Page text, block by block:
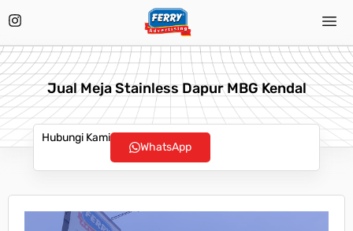
Jual Meja Stainless Dapur MBG Kendal
Hubungi Kami
WhatsApp